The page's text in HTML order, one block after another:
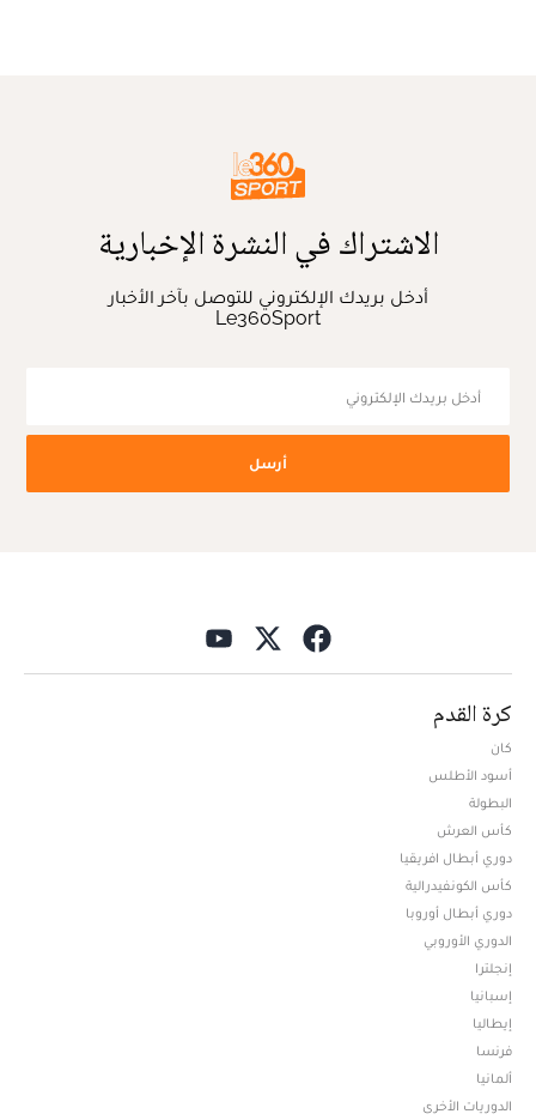
الاشتراك في النشرة الإخبارية
أدخل بريدك الإلكتروني للتوصل بآخر الأخبار
Le360Sport
أرسل
كرة القدم
كان
أسود الأطلس
البطولة
كأس العرش
دوري أبطال افريقيا
كأس الكونفيدرالية
دوري أبطال أوروبا
الدوري الأوروبي
إنجلترا
إسبانيا
إيطاليا
فرنسا
ألمانيا
الدوريات الأخرى